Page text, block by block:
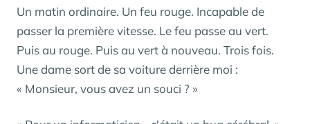
Un matin ordinaire. Un feu rouge. Incapable de
passer la première vitesse. Le feu passe au vert.
Puis au rouge. Puis au vert à nouveau. Trois fois.
Une dame sort de sa voiture derrière moi :
« Monsieur, vous avez un souci ? »